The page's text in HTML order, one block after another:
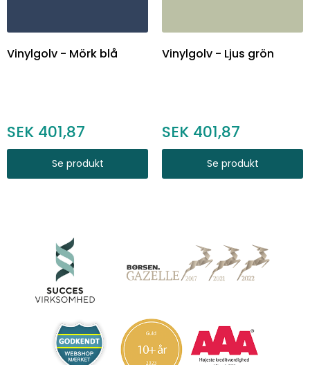
Vinylgolv - Mörk blå
401,87
Se produkt
Vinylgolv - Ljus grön
401,87
Se produkt